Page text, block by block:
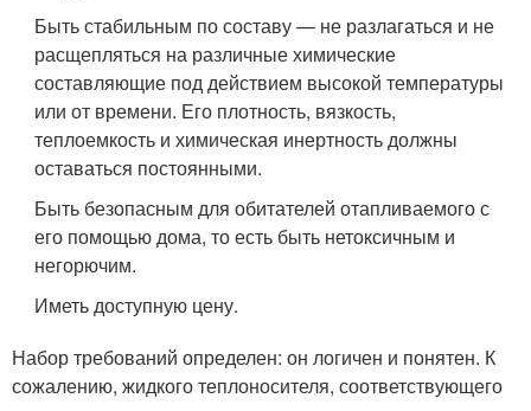
Быть стабильным по составу — не разлагаться и не
расщепляться на различные химические
составляющие под действием высокой температуры
или от времени. Его плотность, вязкость,
теплоемкость и химическая инертность должны
оставаться постоянными.
Быть безопасным для обитателей отапливаемого с
его помощью дома, то есть быть нетоксичным и
негорючим.
Иметь доступную цену.
Набор требований определен: он логичен и понятен. К
сожалению, жидкого теплоносителя, соответствующего